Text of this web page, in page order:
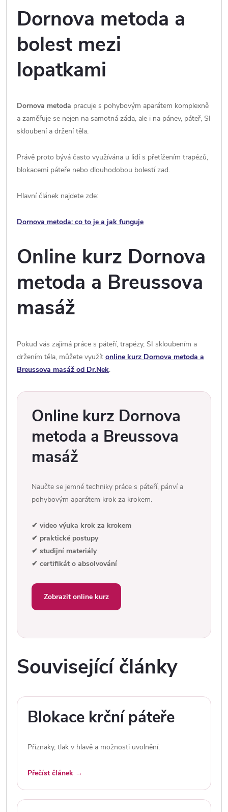
Dornova metoda a
bolest mezi
lopatkami
Dornova metoda pracuje s pohybovým aparátem komplexně
a zaměřuje se nejen na samotná záda, ale i na pánev, páteř, SI
skloubení a držení těla.
Právě proto bývá často využívána u lidí s přetížením trapézů,
blokacemi páteře nebo dlouhodobou bolestí zad.
Hlavní článek najdete zde:
Dornova metoda: co to je a jak funguje
Online kurz Dornova
metoda a Breussova
masáž
Pokud vás zajímá práce s páteří, trapézy, SI skloubením a
držením těla, můžete využít online kurz Dornova metoda a
Breussova masáž od Dr.Nek.
Online kurz Dornova
metoda a Breussova
masáž
Naučte se jemné techniky práce s páteří, pánví a
pohybovým aparátem krok za krokem.
✔ video výuka krok za krokem
✔ praktické postupy
✔ studijní materiály
✔ certifikát o absolvování
Zobrazit online kurz
Související články
Blokace krční páteře
Příznaky, tlak v hlavě a možnosti uvolnění.
Přečíst článek →